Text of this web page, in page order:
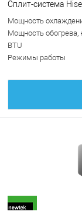
Сплит-система
Мощность
Мощность обогрева,
BTU
Режимы работы